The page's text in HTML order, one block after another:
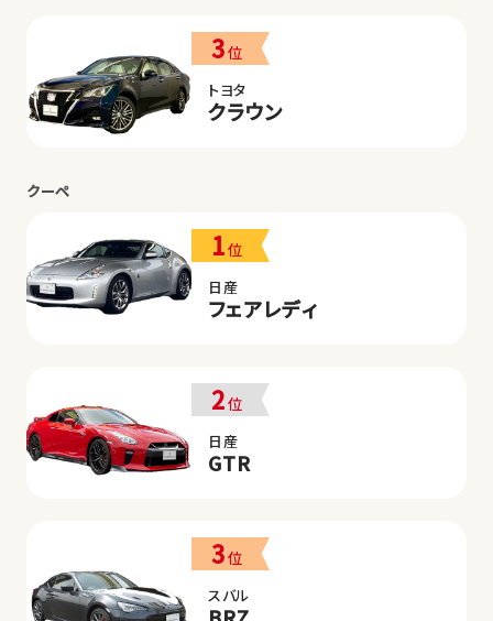
3位
トヨタ
クラウン
クーペ
1位
日産
フェアレディ
2位
日産
GTR
3位
スバル